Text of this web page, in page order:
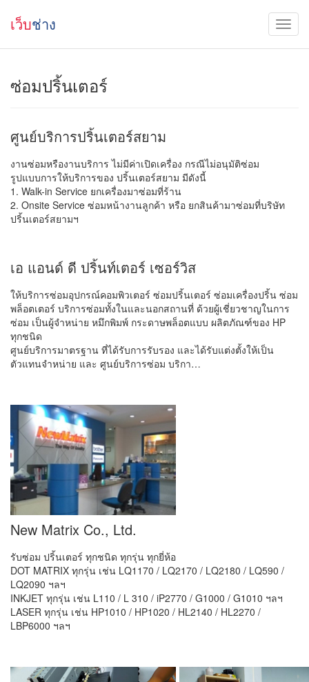
เว็บช่าง
ซ่อมปริ้นเตอร์
ศูนย์บริการปริ้นเตอร์สยาม
งานซ่อมหรืองานบริการ ไม่มีค่าเปิดเครื่อง กรณีไม่อนุมัติซ่อม
รูปแบบการให้บริการของ ปริ้นเตอร์สยาม มีดังนี้
1. Walk-in Service ยกเครื่องมาซ่อมที่ร้าน
2. Onsite Service ซ่อมหน้างานลูกค้า หรือ ยกสินค้ามาซ่อมที่บริษัท
ปริ้นเตอร์สยามฯ
เอ แอนด์ ดี ปริ้นท์เตอร์ เซอร์วิส
ให้บริการซ่อมอุปกรณ์คอมพิวเตอร์ ซ่อมปริ้นเตอร์ ซ่อมเครื่องปริ้น ซ่อม
พล็อตเตอร์ บริการซ่อมทั้งในและนอกสถานที่ ด้วยผู้เชี่ยวชาญในการ
ซ่อม เป็นผู้จำหน่าย หมึกพิมพ์ กระดาษพล็อตแบบ ผลิตภัณฑ์ของ HP
ทุกชนิด
ศูนย์บริการมาตรฐาน ที่ได้รับการรับรอง และได้รับแต่งตั้งให้เป็น
ตัวแทนจำหน่าย และ ศูนย์บริการซ่อม บริกา…
New Matrix Co., Ltd.
รับซ่อม ปริ้นเตอร์ ทุกชนิด ทุกรุ่น ทุกยี่ห้อ
DOT MATRIX ทุกรุ่น เช่น LQ1170 / LQ2170 / LQ2180 / LQ590 /
LQ2090 ฯลฯ
INKJET ทุกรุ่น เช่น L110 / L 310 / iP2770 / G1000 / G1010 ฯลฯ
LASER ทุกรุ่น เช่น HP1010 / HP1020 / HL2140 / HL2270 /
LBP6000 ฯลฯ